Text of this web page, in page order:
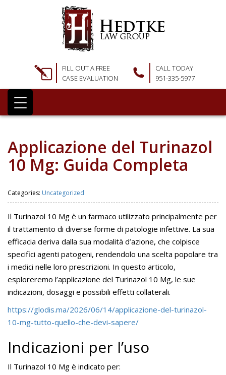
FILL OUT A FREE
CASE EVALUATION
CALL TODAY
951-335-5977
Applicazione del Turinazol
10 Mg: Guida Completa
Categories: Uncategorized
Il Turinazol 10 Mg è un farmaco utilizzato principalmente per
il trattamento di diverse forme di patologie infettive. La sua
efficacia deriva dalla sua modalità d’azione, che colpisce
specifici agenti patogeni, rendendolo una scelta popolare tra
i medici nelle loro prescrizioni. In questo articolo,
esploreremo l’applicazione del Turinazol 10 Mg, le sue
indicazioni, dosaggi e possibili effetti collaterali.
https://glodis.ma/2026/06/14/applicazione-del-turinazol-
10-mg-tutto-quello-che-devi-sapere/
Indicazioni per l’uso
Il Turinazol 10 Mg è indicato per: